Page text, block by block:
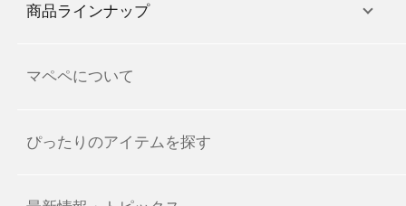
商品ラインナップ
マペペについて
ぴったりのアイテムを探す